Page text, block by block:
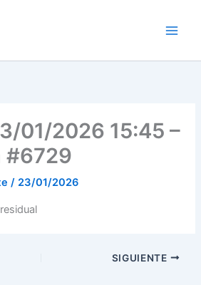
01/2026 15:45 –
#6729
/ 23/01/2026
SIGUIENTE